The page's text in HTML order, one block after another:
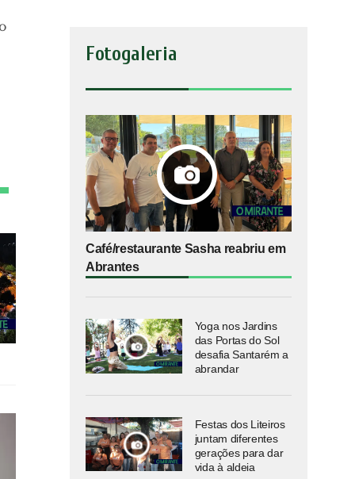
Fotogaleria
Café/restaurante Sasha reabriu em
Abrantes
Yoga nos Jardins
das Portas do Sol
desafia Santarém a
abrandar
Festas dos Liteiros
juntam diferentes
gerações para dar
vida à aldeia